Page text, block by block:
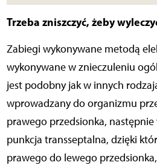
Trzeba zniszczyć, żeby
Zabiegi wykonywane metodą
wykonywane w znieczuleniu
jest podobny jak w innych
wprowadzany do organizmu
prawego przedsionka,
punkcja transseptalna, dzięki
prawego do lewego